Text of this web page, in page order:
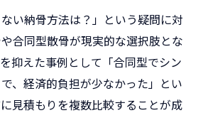
ない納骨方法は？」という疑問に対
合同型散骨が現実的な選択肢とな
抑えた事例として「合同型でシン
、経済的負担が少なかった」とい
見積もりを複数比較することが成